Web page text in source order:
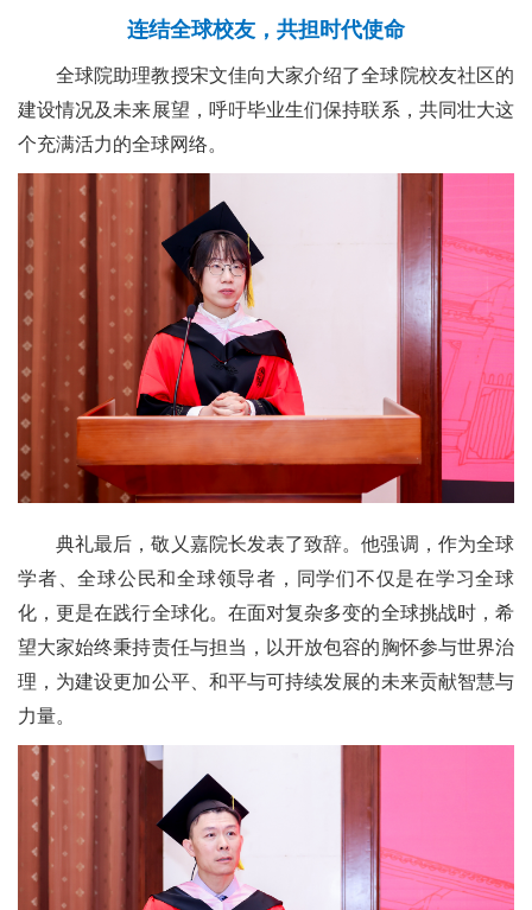
连结全球校友，共担时代使命
全球院助理教授宋文佳向大家介绍了全球院校友社区的
建设情况及未来展望，呼吁毕业生们保持联系，共同壮大这
个充满活力的全球网络。
典礼最后，敬乂嘉院长发表了致辞。他强调，作为全球
学者、全球公民和全球领导者，同学们不仅是在学习全球
化，更是在践行全球化。在面对复杂多变的全球挑战时，希
望大家始终秉持责任与担当，以开放包容的胸怀参与世界治
理，为建设更加公平、和平与可持续发展的未来贡献智慧与
力量。